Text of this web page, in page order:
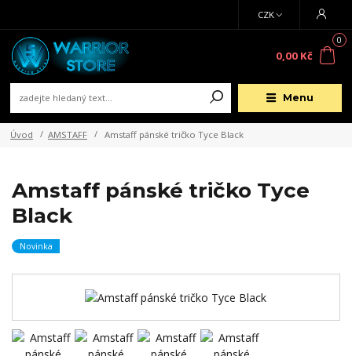
Menu
CZK
0
0,00 Kč
Úvod AMSTAFF Amstaff pánské tričko Tyce Black
Amstaff pánské tričko Tyce
Black
Novinka